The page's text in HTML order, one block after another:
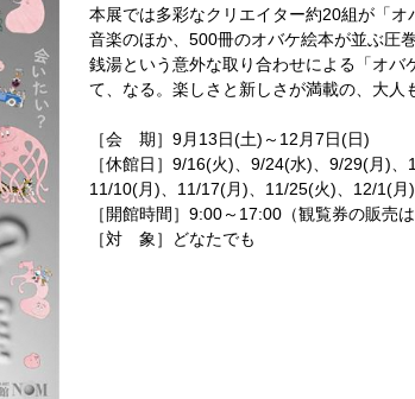
本展では多彩なクリエイター約20組が「オ
音楽のほか、500冊のオバケ絵本が並ぶ圧
銭湯という意外な取り合わせによる「オバ
て、なる。楽しさと新しさが満載の、大人
［会 期］9月13日(土)～12月7日(日)
［休館日］9/16(火)、9/24(水)、9/29(月)
11/10(月)、11/17(月)、11/25(火)、12/1(月)
［開館時間］9:00～17:00（観覧券の販売は
［対 象］どなたでも